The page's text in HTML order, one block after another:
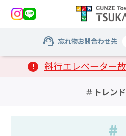
斜行エレベーター
忘れ物お問合わせ先
＃トレン